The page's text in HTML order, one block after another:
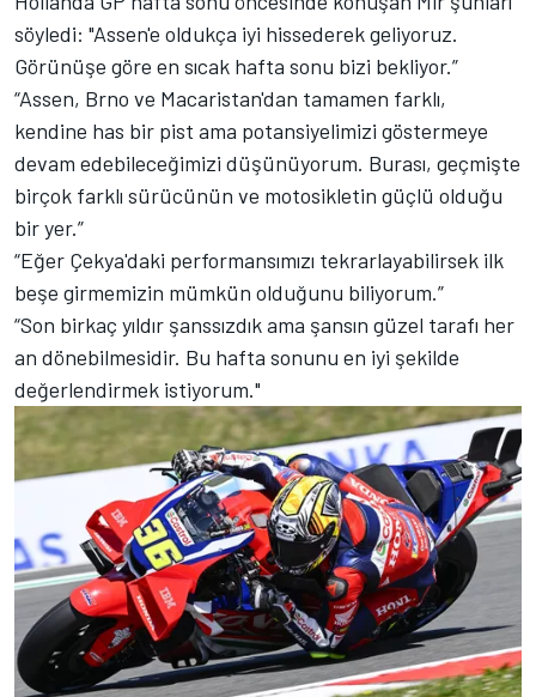
söyledi: "Assen'e oldukça iyi hissederek geliyoruz.
Görünüşe göre en sıcak hafta sonu bizi bekliyor.”
“Assen, Brno ve Macaristan'dan tamamen farklı,
kendine has bir pist ama potansiyelimizi göstermeye
devam edebileceğimizi düşünüyorum. Burası, geçmişte
birçok farklı sürücünün ve motosikletin güçlü olduğu
bir yer.”
“Eğer Çekya'daki performansımızı tekrarlayabilirsek ilk
beşe girmemizin mümkün olduğunu biliyorum.”
“Son birkaç yıldır şanssızdık ama şansın güzel tarafı her
an dönebilmesidir. Bu hafta sonunu en iyi şekilde
değerlendirmek istiyorum."